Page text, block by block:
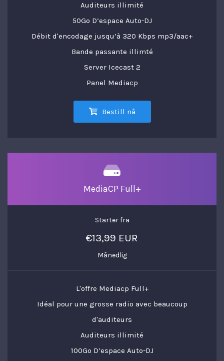
Auditeurs illimité
50Go D’espace Auto-DJ
Débit d'encodage jusqu’à 320 Kbps mp3/aac+
Bande passante illimté
Server Icecast 2
Panel Mediacp
Bestill nå
MediaCP Full+
Starter fra
€13,99 EUR
Månedlig
L'offre Mediacp Full+
Idéal pour une grosse radio avec beaucoup
d'auditeurs
Auditeurs illimité
100Go D’espace Auto-DJ